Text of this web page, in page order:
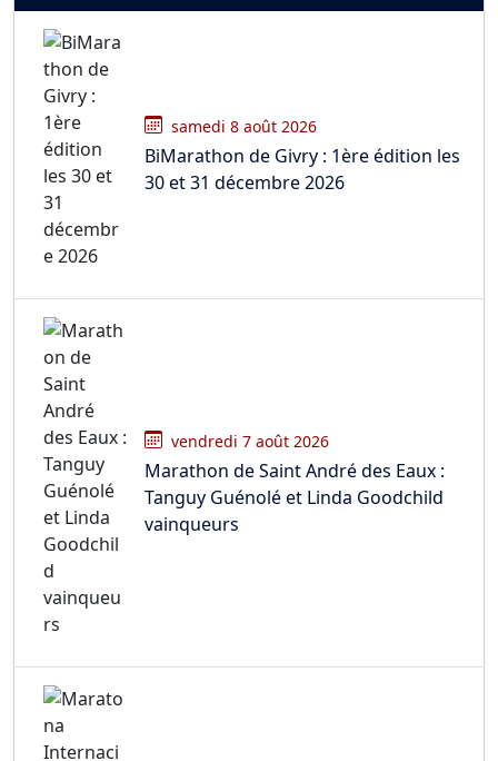
samedi 8 août 2026
BiMarathon de Givry : 1ère édition les
30 et 31 décembre 2026
vendredi 7 août 2026
Marathon de Saint André des Eaux :
Tanguy Guénolé et Linda Goodchild
vainqueurs